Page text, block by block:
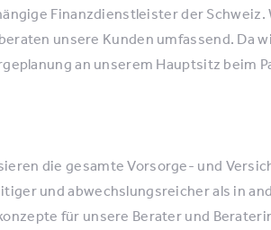
Finanzdienstleister der
unsere Kunden umfassend. Da
an unserem Hauptsitz beim
die gesamte Vorsorge- und
und abwechslungsreicher als in
für unsere Berater und